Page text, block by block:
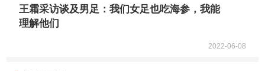
王霜采访谈及男足：我们女足也吃海参，我能
理解他们
2022-06-08